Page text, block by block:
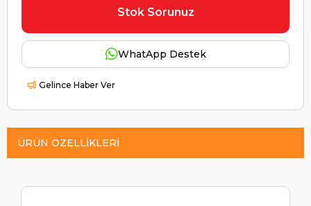
Stok Sorunuz
WhatApp Destek
Gelince Haber Ver
ÜRÜN ÖZELLIKLERI